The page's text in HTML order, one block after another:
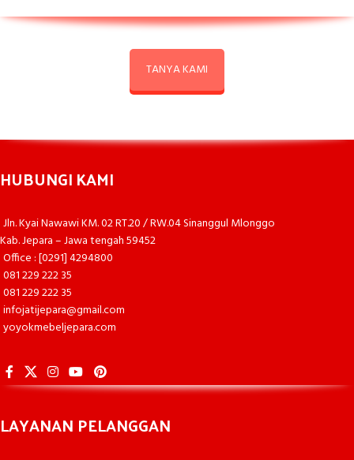
TANYA KAMI
HUBUNGI KAMI
Jln. Kyai Nawawi KM. 02 RT.20 / RW.04 Sinanggul Mlonggo
Kab. Jepara – Jawa tengah 59452
Office : [0291] 4294800
081 229 222 35
081 229 222 35
infojatijepara@gmail.com
yoyokmebeljepara.com
LAYANAN PELANGGAN